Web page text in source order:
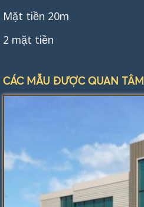
Mặt tiền 20m
2 mặt tiền
CÁC MẪU ĐƯỢC QUAN TÂM